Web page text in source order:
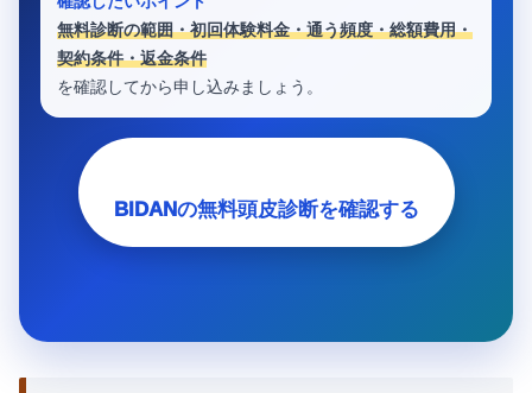
無料診断の範囲・初回体験料金・通う頻度・総額費用・
契約条件・返金条件
を確認してから申し込みましょう。
BIDANの無料頭皮診断を確認する